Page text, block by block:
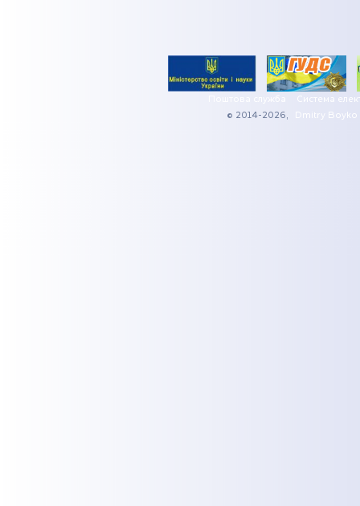
Поштова служба
Система
© 2014-2026,
Dmitry Boyko